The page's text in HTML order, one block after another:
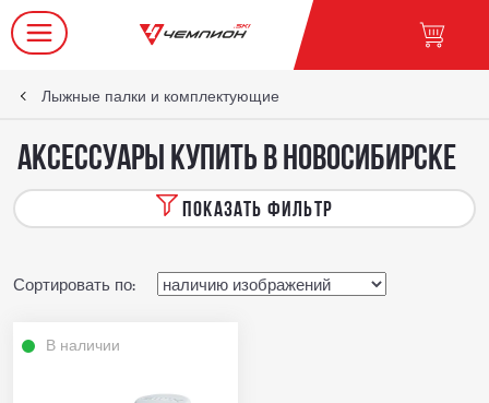
Лыжные палки и комплектующие
Аксессуары купить в Новосибирске
ПОКАЗАТЬ ФИЛЬТР
Сортировать по:
В наличии